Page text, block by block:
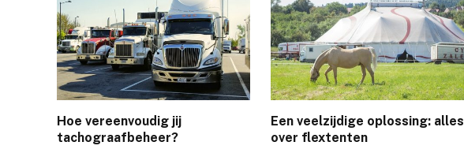
Hoe vereenvoudig jij
tachograafbeheer?
Een veelzijdige oplossing: alles
over flextenten